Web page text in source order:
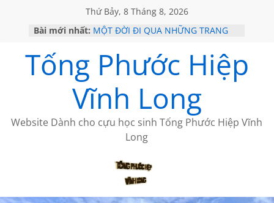
Thứ Bảy, 8 Tháng 8, 2026
Bài mới nhất: MỘT ĐỜI ĐI QUA NHỮNG TRANG
KHÔNG ĐỀ 19 CỦA THÁI LÃO
CHÙM THƠ CỦA BÍCH HÀ
GIÃ TỪ ĐÀ LẠT của ANTH ĐOÀN
HỌC SỬ HỒI XƯA
Tống Phước Hiệp
Vĩnh Long
Website Dành cho cựu học sinh Tống Phước Hiệp Vĩnh
Long